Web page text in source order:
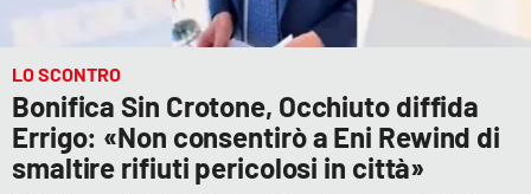
Sport
RUBRICHE
LO SCONTRO
Bonifica Sin Crotone, Occhiuto diffida
Errigo: «Non consentirò a Eni Rewind di
smaltire rifiuti pericolosi in città»